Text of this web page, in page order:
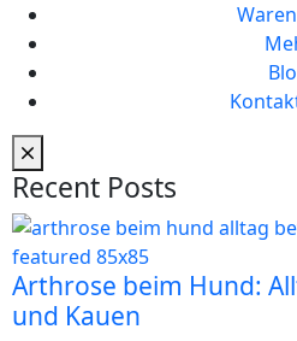
Recent Posts
Arthrose beim Hund:
und Kauen